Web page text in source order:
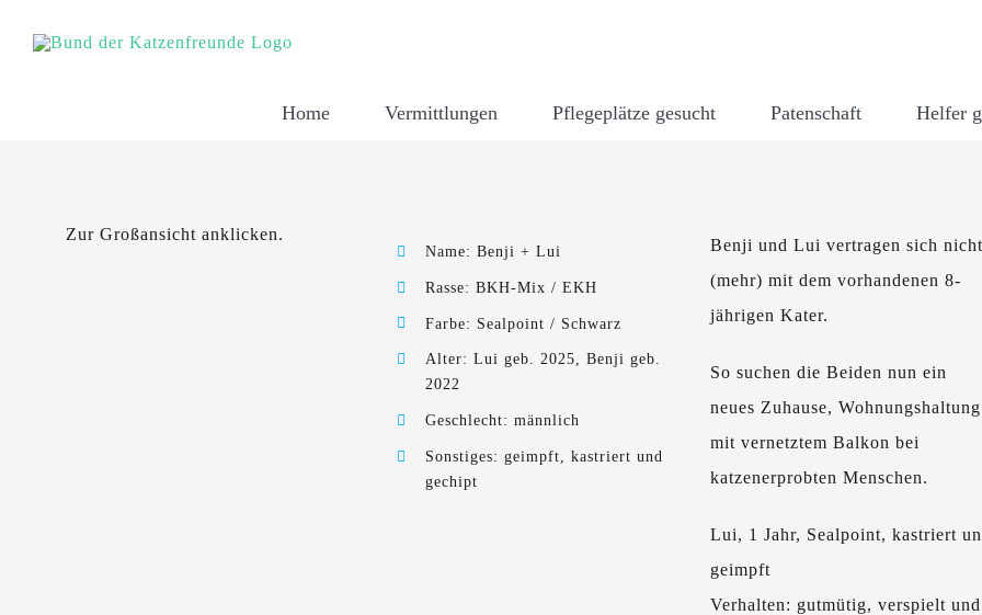
Inhalt
Home Vermittlungen Pflegeplätze gesucht Patenschaft Helfer
Zur Großansicht anklicken.
Name: Benji + Lui
Rasse: BKH-Mix / EKH
Farbe: Sealpoint / Schwarz
Alter: Lui geb. 2025, Benji geb.
2022
Geschlecht: männlich
Sonstiges: geimpft, kastriert und
gechipt
Benji und Lui vertragen sich nicht
(mehr) mit dem vorhandenen 8-
jährigen Kater.
So suchen die Beiden nun ein
neues Zuhause, Wohnungshaltung
mit vernetztem Balkon bei
katzenerprobten Menschen.
Lui, 1 Jahr, Sealpoint, kastriert
geimpft
Verhalten: gutmütig, verspielt und